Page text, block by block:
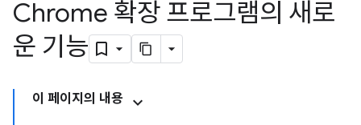
Chrome 확장 프로그램의 새로
운 기능
이 페이지의 내용